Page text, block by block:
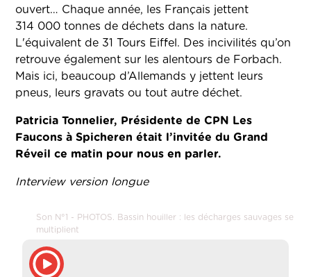
ouvert… Chaque année, les Français jettent
314 000 tonnes de déchets dans la nature.
L'équivalent de 31 Tours Eiffel. Des incivilités qu’on
retrouve également sur les alentours de Forbach.
Mais ici, beaucoup d’Allemands y jettent leurs
pneus, leurs gravats ou tout autre déchet.
Patricia Tonnelier, Présidente de CPN Les
Faucons à Spicheren était l’invitée du Grand
Réveil ce matin pour nous en parler.
Interview version longue
Son N°1 - PHOTOS. Bassin houiller : les décharges sauvages se
multiplient